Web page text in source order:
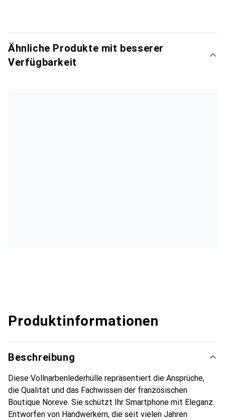
Ähnliche Produkte mit besserer
Verfügbarkeit
Produktinformationen
Beschreibung
Diese Vollnarbenlederhülle repräsentiert die Ansprüche,
die Qualität und das Fachwissen der französischen
Boutique Noreve. Sie schützt Ihr Smartphone mit Eleganz.
Entworfen von Handwerkern, die seit vielen Jahren